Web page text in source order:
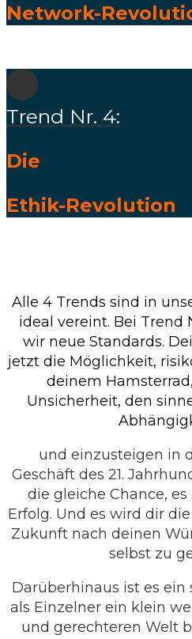
Network-
Trend Nr. 4:
Die
Ethik-Revolution
Alle 4 Trends sind in
ideal vereint. Bei Trend
wir neue Standards.
jetzt die Möglichkeit,
deinem
Unsicherheit, den
und einzusteigen in
Geschäft des 21.
die gleiche Chance,
Erfolg. Und es wird dir
Zukunft nach deinen
selbst zu
Darüberhinaus ist es ein
als Einzelner ein klein
und gerechteren Welt